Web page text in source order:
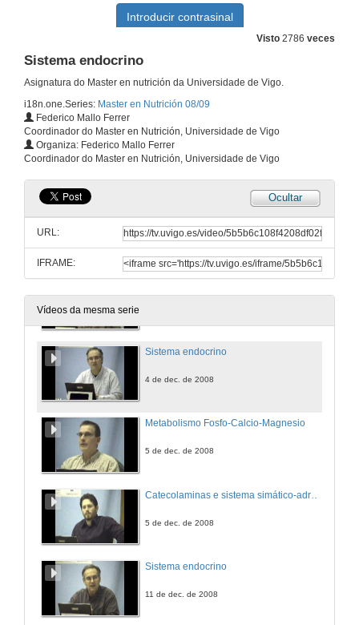
Visto 2786 veces
Sistema endocrino
Asignatura do Master en nutrición da Universidade de Vigo.
i18n.one.Series: Master en Nutrición 08/09
Federico Mallo Ferrer
Coordinador do Master en Nutrición, Universidade de Vigo
Organiza: Federico Mallo Ferrer
Coordinador do Master en Nutrición, Universidade de Vigo
Ocultar
URL:
IFRAME:
Vídeos da mesma serie
21 de nov. de 2008
Sistema neuroendocrino y conducta.
27 de nov. de 2008
Sistema cannabinoide: ¿Posible diana terapeútica?.
27 de nov. de 2008
Inicio da insulinización
Sistema endocrino
4 de dec. de 2008
Metabolismo Fosfo-Calcio-Magnesio
5 de dec. de 2008
5 de dec. de 2008
Sistema endocrino
11 de dec. de 2008